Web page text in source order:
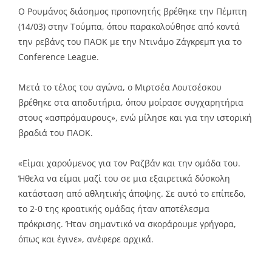
Ο Ρουμάνος διάσημος προπονητής βρέθηκε την Πέμπτη
(14/03) στην Τούμπα, όπου παρακολούθησε από κοντά
την ρεβάνς του ΠΑΟΚ με την Ντινάμο Ζάγκρεμπ για το
Conference League.
Μετά το τέλος του αγώνα, ο Μιρτσέα Λουτσέσκου
βρέθηκε στα αποδυτήρια, όπου μοίρασε συγχαρητήρια
στους «ασπρόμαυρους», ενώ μίλησε και για την ιστορική
βραδιά του ΠΑΟΚ.
«Είμαι χαρούμενος για τον Ραζβάν και την ομάδα του.
Ήθελα να είμαι μαζί του σε μια εξαιρετικά δύσκολη
κατάσταση από αθλητικής άποψης. Σε αυτό το επίπεδο,
το 2-0 της κροατικής ομάδας ήταν αποτέλεσμα
πρόκρισης. Ήταν σημαντικό να σκοράρουμε γρήγορα,
όπως και έγινε», ανέφερε αρχικά.